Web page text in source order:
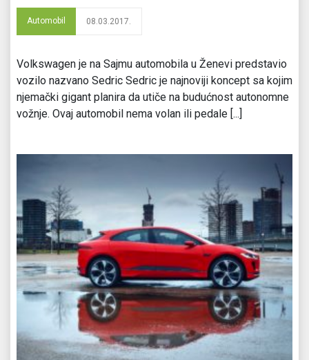
Automobil 08.03.2017.
Volkswagen je na Sajmu automobila u Ženevi predstavio
vozilo nazvano Sedric Sedric je najnoviji koncept sa kojim
njemački gigant planira da utiče na budućnost autonomne
vožnje. Ovaj automobil nema volan ili pedale [...]